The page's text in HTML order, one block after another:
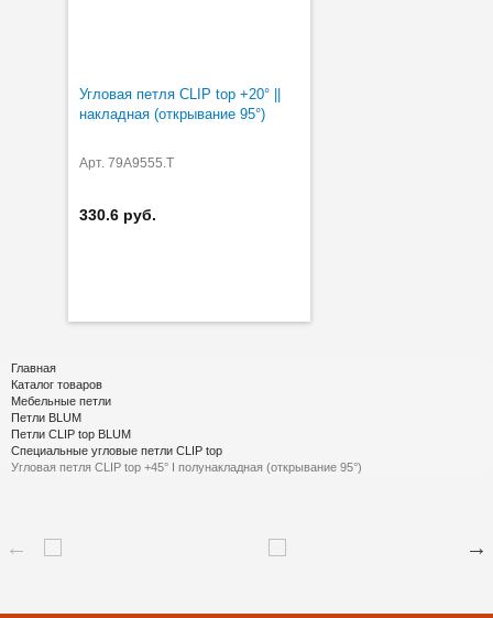
Угловая петля CLIP top +20° ||
накладная (открывание 95°)
Арт. 79A9555.T
330.6 руб.
Главная
Каталог товаров
Мебельные петли
Петли BLUM
Петли CLIP top BLUM
Специальные угловые петли CLIP top
Угловая петля CLIP top +45° I полунакладная (открывание 95°)